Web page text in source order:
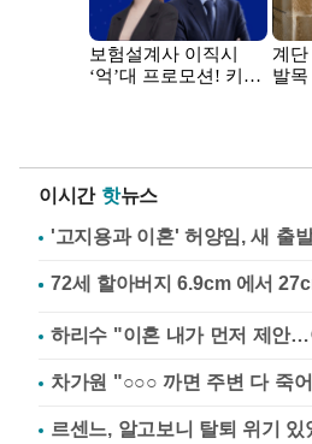
이시간 핫뉴스
'고지용과 이혼' 허양임, 새 출
하리수 "이혼 내가 먼저 제안
차가원 "○○○ 까면 주변 다 죽
르센느, 알고보니 탈퇴 위기 있